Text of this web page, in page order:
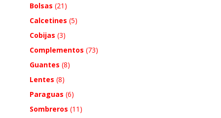
Bolsas (21)
Calcetines (5)
Cobijas (3)
Complementos (73)
Guantes (8)
Lentes (8)
Paraguas (6)
Sombreros (11)